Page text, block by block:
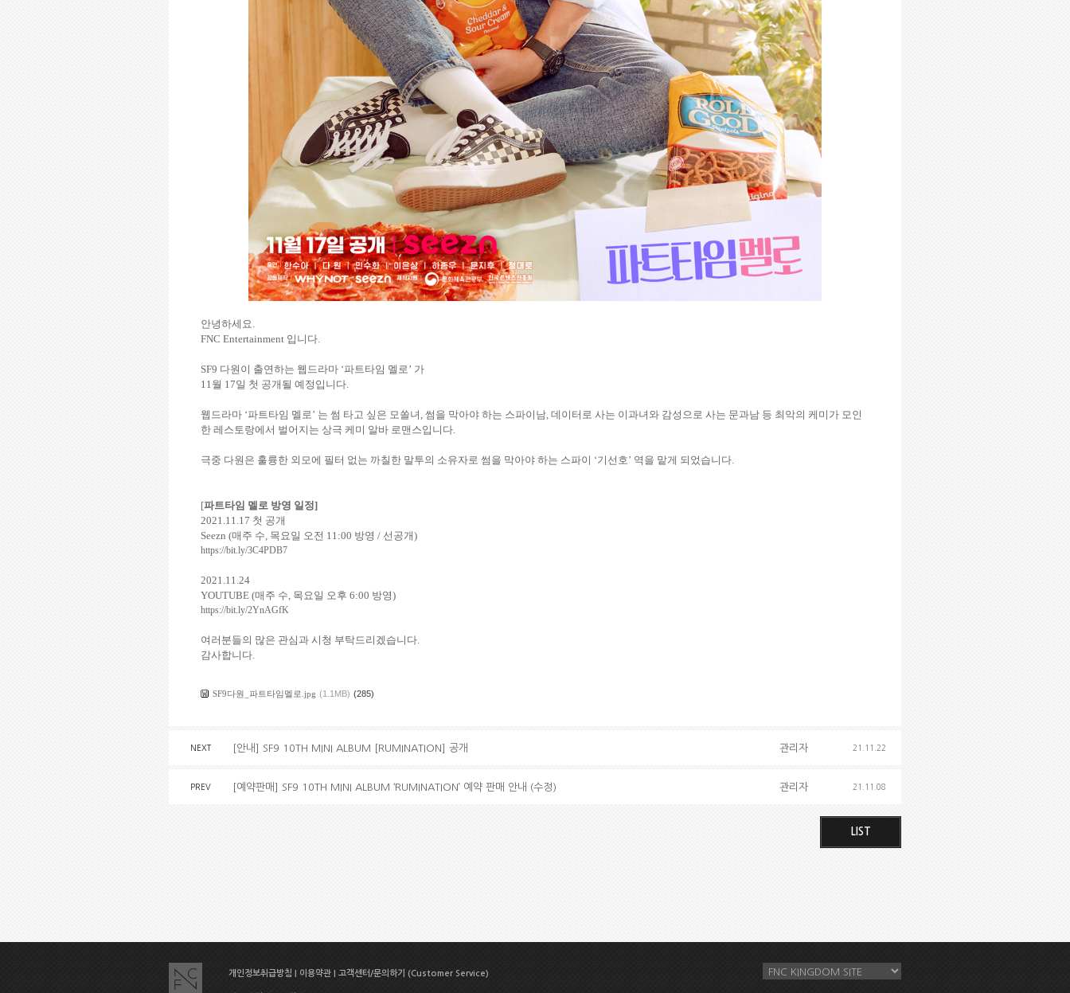
안녕하세요
FNC Entertainment 입니다
SF9 다원이 출연하는 웹드라마 ‘파트타임 멜로 ’ 가
11 월 17일 첫 공개될 예정입니다
웹드라마 ‘파트타임 멜로 ’ 는 썸 타고 싶은 모쏠녀 썸을 막아야 하는 스파이남 데이터로 사는 이과녀와 감성으로 사는 문과남 등 최악의 케미가 모인
한 레스토랑에서 벌어지는 상극 케미 알바 로맨스입니다
극중 다원은 훌륭한 외모에 필터 없는 까칠한 말투의 소유자로 썸을 막아야 하는 스파이 ‘기선호’ 역을 맡게 되었습니다
[파트타임 멜로 방영 일정]
2021.11.17 첫 공개
Seezn (매주 수 목요일 오전 11:00 방영 / 선공개)
https://bit.ly/3C4PDB7
2021.11.24
YOUTUBE (매주 수 목요일 오후 6:00 방영)
https://bit.ly/2YnAGfK
여러분들의 많은 관심과 시청 부탁드리겠습니다
감사합니다
SF9다원_파트타임멜로.jpg (1.1MB) (285)
NEXT [안내] SF9 10TH MINI ALBUM [RUMINATION] 공개 관리자 21.11.22
PREV [예약판매] SF9 10TH MINI ALBUM ‘RUMINATION’ 예약 판매 안내 (수정) 관리자 21.11.08
LIST
개인정보취급방침 이용약관 고객센터/문의하기 (Customer Service)